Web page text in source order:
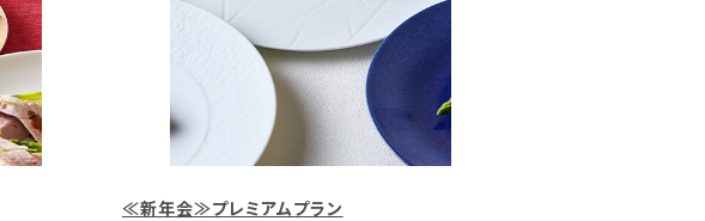
≪新年会≫プレミアムプラン